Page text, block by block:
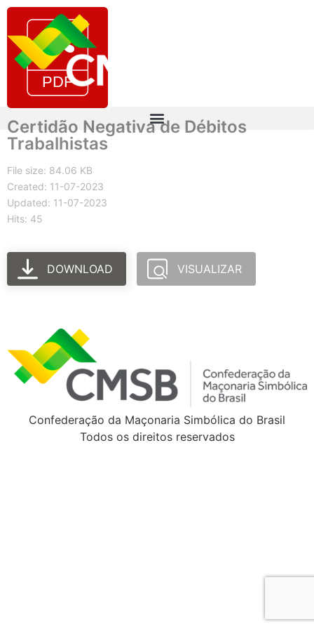
Certidão Negativa de Débitos
Trabalhistas
File size: 84.06 KB
Created: 11-07-2023
Updated: 11-07-2023
Hits: 45
DOWNLOAD VISUALIZAR
Confederação da Maçonaria Simbólica do Brasil
Todos os direitos reservados